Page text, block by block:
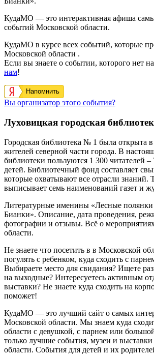
КудаМО — это интерактивная афиша
событий Московской области.
КудаМО в курсе всех событий, которые
Московской области .
Если вы знаете о событии, которого нет
нам!
Напомнить
Вы организатор этого события?
Луховицкая городская
Городская библиотека № 1 была открыта
жителей северной части города. В
библиотеки пользуются 1 300 читателей
детей. Библиотечный фонд составляет
которые охватывают все отрасли знаний.
выписывает семь наименований газет и
Литературные именины «Лесные полянки
Бианки». Описание, дата проведения,
фотографии и отзывы. Всё о
области.
Не знаете что посетить в в Московской
погулять с ребенком, куда сходить с
Выбираете место для свидания? Ищете
на выходные? Интересуетесь активным
выставки? Не знаете куда сходить на
поможет!
КудаМО — это лучший сайт о самых
Московской области. Мы знаем куда
области с девушкой, с парнем или
только лучшие события, музеи и
области. События для детей и их